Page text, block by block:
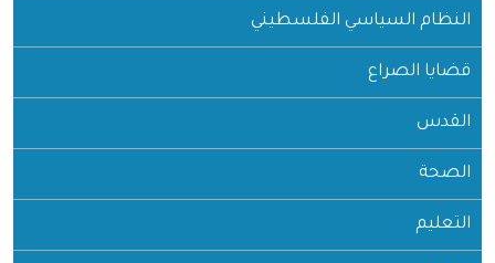
النظام السياسي الفلسطيني
قضايا الصراع
القدس
الصحة
التعليم